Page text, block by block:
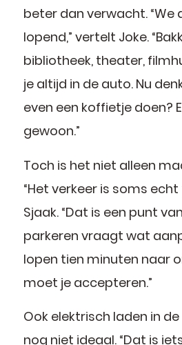
beter dan verwacht. “We
lopend,” vertelt Joke.
bibliotheek, theater,
je altijd in de auto. Nu
even een koffietje doen?
gewoon.”
Toch is het niet alleen
“Het verkeer is soms echt
Sjaak. “Dat is een punt
parkeren vraagt wat
lopen tien minuten naar
moet je accepteren.”
Ook elektrisch laden in
nog niet ideaal. “Dat is